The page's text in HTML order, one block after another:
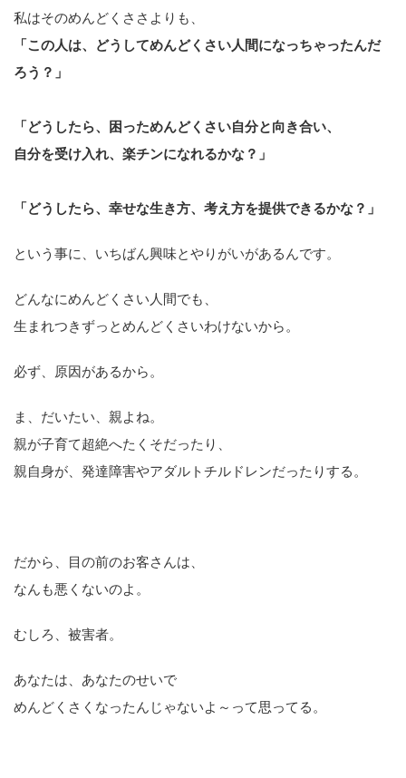
私はそのめんどくささよりも、
「この人は、どうしてめんどくさい人間になっちゃったんだ
ろう？」
「どうしたら、困っためんどくさい自分と向き合い、
自分を受け入れ、楽チンになれるかな？」
「どうしたら、幸せな生き方、考え方を提供できるかな？」
という事に、いちばん興味とやりがいがあるんです。
どんなにめんどくさい人間でも、
生まれつきずっとめんどくさいわけないから。
必ず、原因があるから。
ま、だいたい、親よね。
親が子育て超絶へたくそだったり、
親自身が、発達障害やアダルトチルドレンだったりする。
だから、目の前のお客さんは、
なんも悪くないのよ。
むしろ、被害者。
あなたは、あなたのせいで
めんどくさくなったんじゃないよ～って思ってる。